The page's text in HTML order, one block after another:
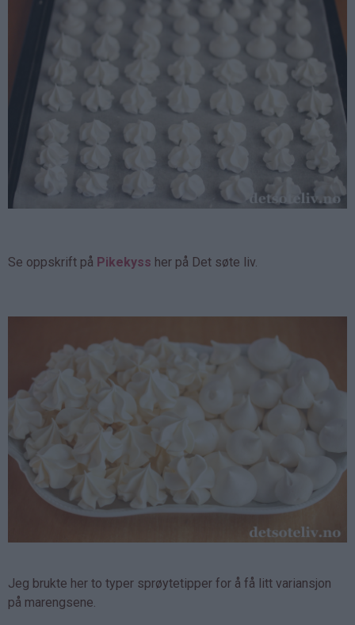
Se oppskrift på Pikekyss her på Det søte liv.
Jeg brukte her to typer sprøytetipper for å få litt variansjon
på marengsene.